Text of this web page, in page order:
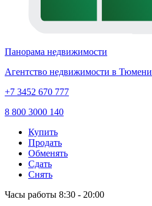
Панорама недвижимости
Агентство недвижимости в Тюмени
+7 3452 670 777
8 800 3000 140
Купить
Продать
Обменять
Сдать
Снять
Часы работы 8:30 - 20:00